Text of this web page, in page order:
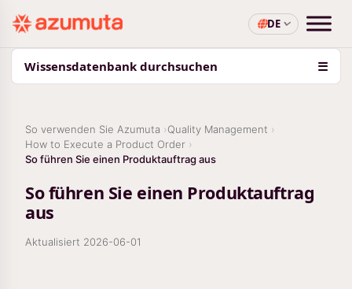
DE
Wissensdatenbank durchsuchen ☰
So verwenden Sie Azumuta
Quality Management
How to Execute a Product Order
So führen Sie einen Produktauftrag aus
So führen Sie einen Produktauftrag
aus
Aktualisiert 2026-06-01